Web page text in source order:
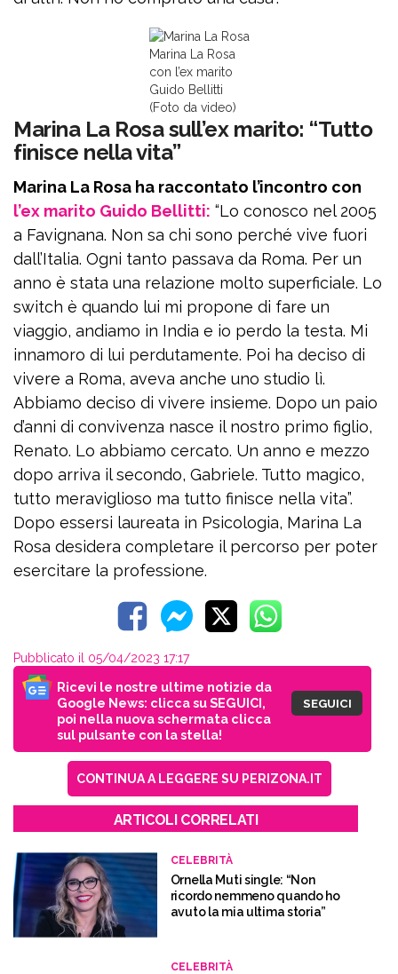
Marina La Rosa
con l’ex marito
Guido Bellitti
(Foto da video)
Marina La Rosa sull’ex marito: “Tutto
finisce nella vita”
Marina La Rosa ha raccontato l’incontro con
l’ex marito Guido Bellitti: “Lo conosco nel 2005
a Favignana. Non sa chi sono perché vive fuori
dall’Italia. Ogni tanto passava da Roma. Per un
anno è stata una relazione molto superficiale. Lo
switch è quando lui mi propone di fare un
viaggio, andiamo in India e io perdo la testa. Mi
innamoro di lui perdutamente. Poi ha deciso di
vivere a Roma, aveva anche uno studio lì.
Abbiamo deciso di vivere insieme. Dopo un paio
d’anni di convivenza nasce il nostro primo figlio,
Renato. Lo abbiamo cercato. Un anno e mezzo
dopo arriva il secondo, Gabriele. Tutto magico,
tutto meraviglioso ma tutto finisce nella vita”.
Dopo essersi laureata in Psicologia, Marina La
Rosa desidera completare il percorso per poter
esercitare la professione.
Pubblicato il 05/04/2023 17:17
Ricevi le nostre ultime notizie da
Google News: clicca su SEGUICI,
poi nella nuova schermata clicca
sul pulsante con la stella!
SEGUICI
CONTINUA A LEGGERE SU PERIZONA.IT
ARTICOLI CORRELATI
CELEBRITÀ
Ornella Muti single: “Non
ricordo nemmeno quando ho
avuto la mia ultima storia”
CELEBRITÀ